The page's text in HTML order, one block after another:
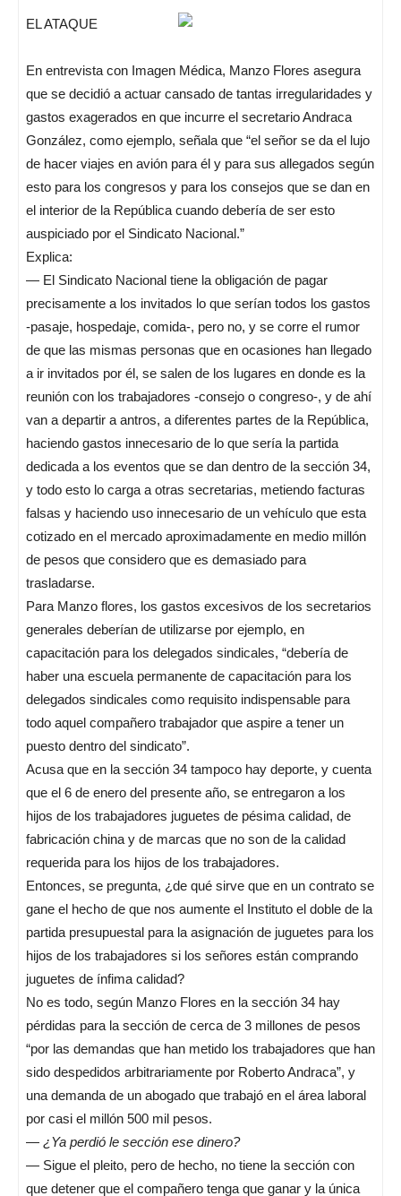
EL ATAQUE
En entrevista con Imagen Médica, Manzo Flores asegura
que se decidió a actuar cansado de tantas irregularidades y
gastos exagerados en que incurre el secretario Andraca
González, como ejemplo, señala que “el señor se da el lujo
de hacer viajes en avión para él y para sus allegados según
esto para los congresos y para los consejos que se dan en
el interior de la República cuando debería de ser esto
auspiciado por el Sindicato Nacional.”
Explica:
— El Sindicato Nacional tiene la obligación de pagar
precisamente a los invitados lo que serían todos los gastos
-pasaje, hospedaje, comida-, pero no, y se corre el rumor
de que las mismas personas que en ocasiones han llegado
a ir invitados por él, se salen de los lugares en donde es la
reunión con los trabajadores -consejo o congreso-, y de ahí
van a departir a antros, a diferentes partes de la República,
haciendo gastos innecesario de lo que sería la partida
dedicada a los eventos que se dan dentro de la sección 34,
y todo esto lo carga a otras secretarias, metiendo facturas
falsas y haciendo uso innecesario de un vehículo que esta
cotizado en el mercado aproximadamente en medio millón
de pesos que considero que es demasiado para
trasladarse.
Para Manzo flores, los gastos excesivos de los secretarios
generales deberían de utilizarse por ejemplo, en
capacitación para los delegados sindicales, “debería de
haber una escuela permanente de capacitación para los
delegados sindicales como requisito indispensable para
todo aquel compañero trabajador que aspire a tener un
puesto dentro del sindicato”.
Acusa que en la sección 34 tampoco hay deporte, y cuenta
que el 6 de enero del presente año, se entregaron a los
hijos de los trabajadores juguetes de pésima calidad, de
fabricación china y de marcas que no son de la calidad
requerida para los hijos de los trabajadores.
Entonces, se pregunta, ¿de qué sirve que en un contrato se
gane el hecho de que nos aumente el Instituto el doble de la
partida presupuestal para la asignación de juguetes para los
hijos de los trabajadores si los señores están comprando
juguetes de ínfima calidad?
No es todo, según Manzo Flores en la sección 34 hay
pérdidas para la sección de cerca de 3 millones de pesos
“por las demandas que han metido los trabajadores que han
sido despedidos arbitrariamente por Roberto Andraca”, y
una demanda de un abogado que trabajó en el área laboral
por casi el millón 500 mil pesos.
— ¿Ya perdió le sección ese dinero?
— Sigue el pleito, pero de hecho, no tiene la sección con
que detener que el compañero tenga que ganar y la única